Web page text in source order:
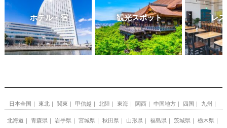
ホテル・宿 観光スポット レ
日本全国 東北 関東 甲信越 北陸 東海 関西 中国地方 四国 九州
北海道 青森県 岩手県 宮城県 秋田県 山形県 福島県 茨城県
栃木県